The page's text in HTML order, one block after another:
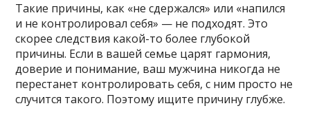
Такие причины, как «не сдержался» или «напился
и не контролировал себя» — не подходят. Это
скорее следствия какой-то более глубокой
причины. Если в вашей семье царят гармония,
доверие и понимание, ваш мужчина никогда не
перестанет контролировать себя, с ним просто не
случится такого. Поэтому ищите причину глубже.